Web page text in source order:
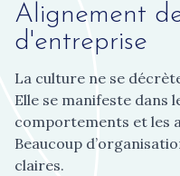
Alignement
d'entreprise
La culture ne se
Elle se manifeste dans
comportements et les
Beaucoup
claires.